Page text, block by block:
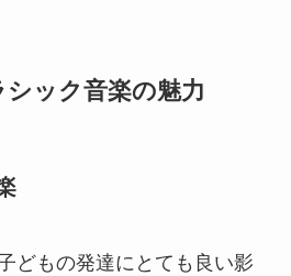
ック音楽の魅力
どもの発達にとても良い影